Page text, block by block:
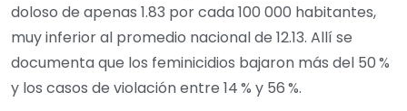
doloso de apenas 1.83 por cada 100 000 habitantes,
muy inferior al promedio nacional de 12.13. Allí se
documenta que los feminicidios bajaron más del 50 %
y los casos de violación entre 14 % y 56 %.